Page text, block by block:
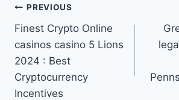
Post
navigation
PREVIOUS
Finest Crypto Online
casinos casino 5 Lions
2024 : Best
Cryptocurrency
Incentives